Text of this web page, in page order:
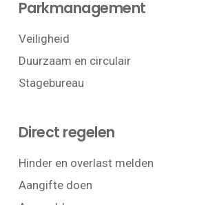
Parkmanagement
Veiligheid
Duurzaam en circulair
Stagebureau
Direct regelen
Hinder en overlast melden
Aangifte doen